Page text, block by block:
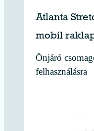
Atlanta
mobil
Önjáró
felhasználásra